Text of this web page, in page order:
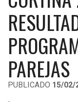
LIGA DE EXPANSIÓN
LEAGUES CUP
UEFA EUROPA LEAGUE
UEFA CONFERENCE
MLS
COPA LIBERTADORES
PAREJAS
PUBLICADO 15/02/